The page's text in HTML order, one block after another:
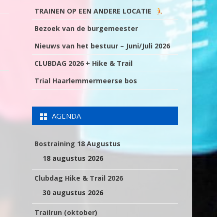
TRAINEN OP EEN ANDERE LOCATIE
Bezoek van de burgemeester
Nieuws van het bestuur – Juni/Juli 2026
CLUBDAG 2026 + Hike & Trail
Trial Haarlemmermeerse bos
AGENDA
Bostraining 18 Augustus
18 augustus 2026
Clubdag Hike & Trail 2026
30 augustus 2026
Trailrun (oktober)